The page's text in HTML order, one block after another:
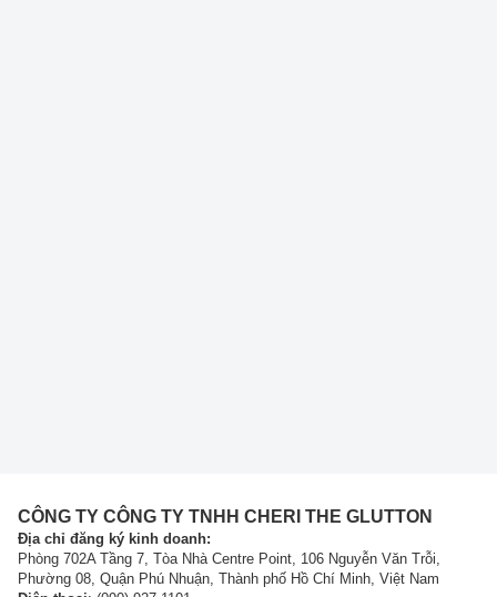
CÔNG TY CÔNG TY TNHH CHERI THE GLUTTON
Địa chỉ đăng ký kinh doanh:
Phòng 702A Tầng 7, Tòa Nhà Centre Point, 106 Nguyễn Văn Trỗi,
Phường 08, Quận Phú Nhuận, Thành phố Hồ Chí Minh, Việt Nam